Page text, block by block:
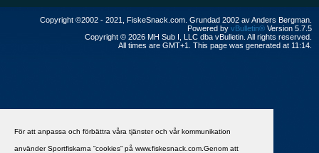
För att anpassa och förbättra våra tjänster och vår kommunikation
använder Sportfiskarna ”cookies” på www.fiskesnack.com.Genom att
Copyright ©2002 - 2021, FiskeSnack.com. Grundad 2002 av Anders Bergman.
Powered by vBulletin® Version 5.7.5
Copyright © 2026 MH Sub I, LLC dba vBulletin. All rights reserved.
All times are GMT+1. This page was generated at 11:14.